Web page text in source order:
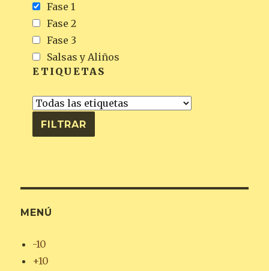
Fase 1
Fase 2
Fase 3
Salsas y Aliños
ETIQUETAS
MENÚ
-10
+10